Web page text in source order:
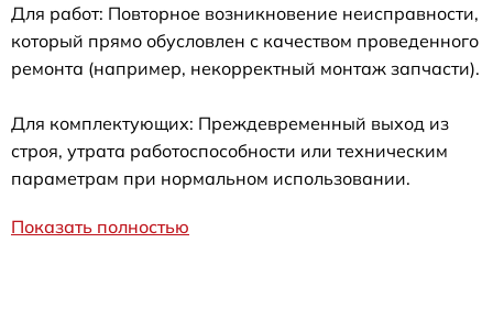
Для работ: Повторное возникновение неисправности,
который прямо обусловлен с качеством проведенного
ремонта (например, некорректный монтаж запчасти).
Для комплектующих: Преждевременный выход из
строя, утрата работоспособности или техническим
параметрам при нормальном использовании.
Показать полностью